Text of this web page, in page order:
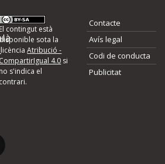
nos millores o
voleu proposar alguna millora, ompliu els
proposeu o l'error del qual voleu informar-
*
El contingut està
sota la
llicènciaAtribució -
CompartirIgual 4.0 si
no s'indica el
contrari.
Contacte
Avís legal
Codi de conducta
Publicitat